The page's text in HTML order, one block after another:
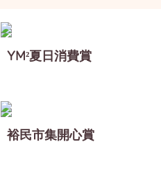
YM²夏日消費賞
裕民市集開心賞